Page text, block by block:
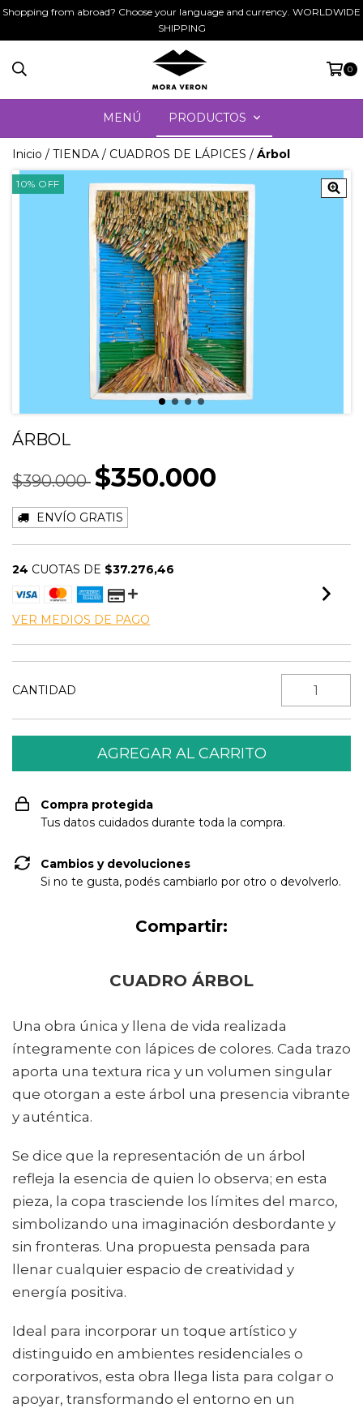
Shopping from abroad? Choose your language and currency. WORLDWIDE
SHIPPING
0
MENÚ PRODUCTOS
Inicio / TIENDA / CUADROS DE LÁPICES / Árbol
10% OFF
ÁRBOL
$390.000 $350.000
ENVÍO GRATIS
24 CUOTAS DE $37.276,46
VER MEDIOS DE PAGO
CANTIDAD
Compra protegida
Tus datos cuidados durante toda la compra.
Cambios y devoluciones
Si no te gusta, podés cambiarlo por otro o devolverlo.
Compartir:
CUADRO ÁRBOL
Una obra única y llena de vida realizada
íntegramente con lápices de colores. Cada trazo
aporta una textura rica y un volumen singular
que otorgan a este árbol una presencia vibrante
y auténtica.
Se dice que la representación de un árbol
refleja la esencia de quien lo observa; en esta
pieza, la copa trasciende los límites del marco,
simbolizando una imaginación desbordante y
sin fronteras. Una propuesta pensada para
llenar cualquier espacio de creatividad y
energía positiva.
Ideal para incorporar un toque artístico y
distinguido en ambientes residenciales o
corporativos, esta obra llega lista para colgar o
apoyar, transformando el entorno en un